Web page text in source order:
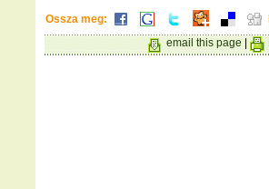
Ossza meg:
email this page